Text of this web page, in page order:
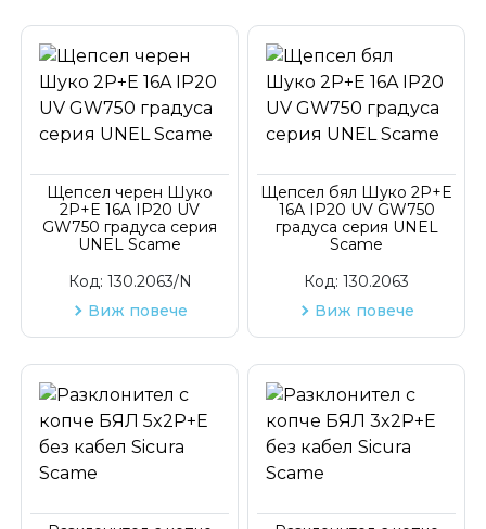
Щепсел черен Шуко
2P+E 16A ІP20 UV
GW750 градуса серия
UNEL Scame
Код: 130.2063/N
Виж повече
Щепсел бял Шуко 2P+E
16A ІP20 UV GW750
градуса серия UNEL
Scame
Код: 130.2063
Виж повече